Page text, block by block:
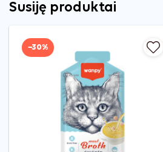
Susiję produktai
−30%